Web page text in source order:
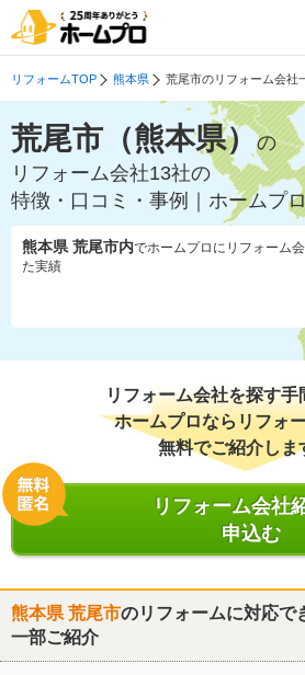
リフォームTOP 熊本県 荒尾市のリフォーム会社
荒尾市（熊本県）の
リフォーム会社13社の
特徴・口コミ・事例｜ホームプロ
熊本県 荒尾市内でホームプロにリフォーム
た実績
リフォーム会社を探す手
ホームプロならリフォ
無料でご紹介しま
リフォーム会社
申込む
熊本県 荒尾市のリフォームに対応で
一部ご紹介